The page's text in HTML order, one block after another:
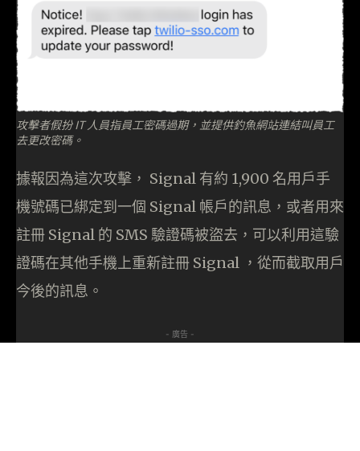
攻擊者假扮 IT 人員指員工密碼過期，並提供釣魚網站連結叫員工
去更改密碼。
據報因為這次攻擊， Signal 有約 1,900 名用戶手
機號碼已綁定到一個 Signal 帳戶的訊息，或者用來
註冊 Signal 的 SMS 驗證碼被盜去，可以利用這驗
證碼在其他手機上重新註冊 Signal ，從而截取用戶
今後的訊息。
- 廣告 -